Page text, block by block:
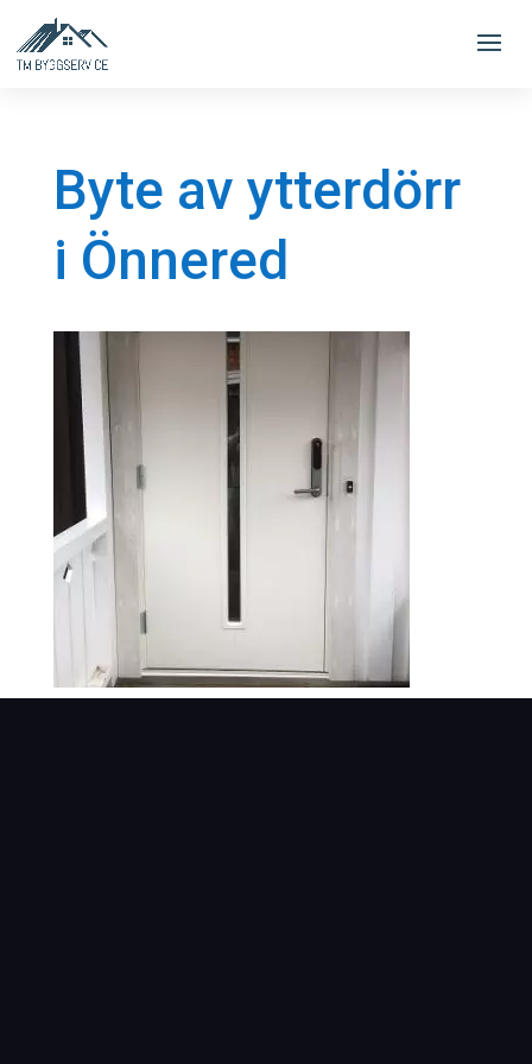
Byte av ytterdörr
i Önnered